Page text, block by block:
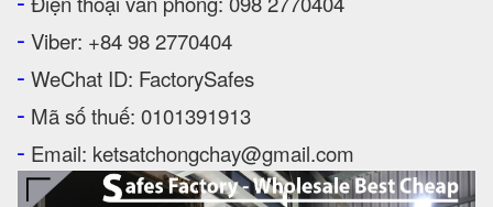
- Viber: +84 98 2770404
- WeChat ID: FactorySafes
- Mã số thuế: 0101391913
- Email: ketsatchongchay@gmail.com